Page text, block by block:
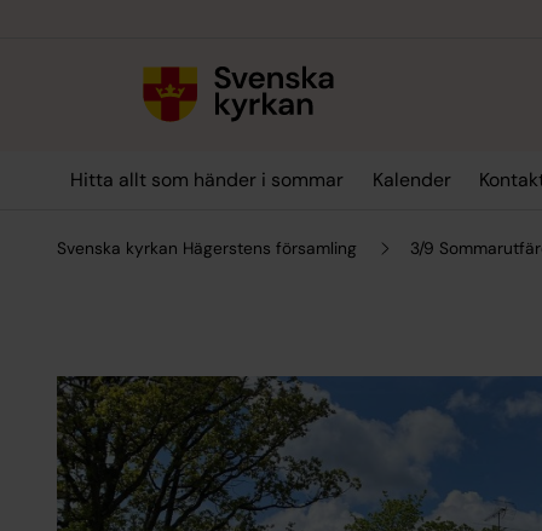
Hitta allt som händer i sommar Kalender
Svenska kyrkan Hägerstens församling 3/9